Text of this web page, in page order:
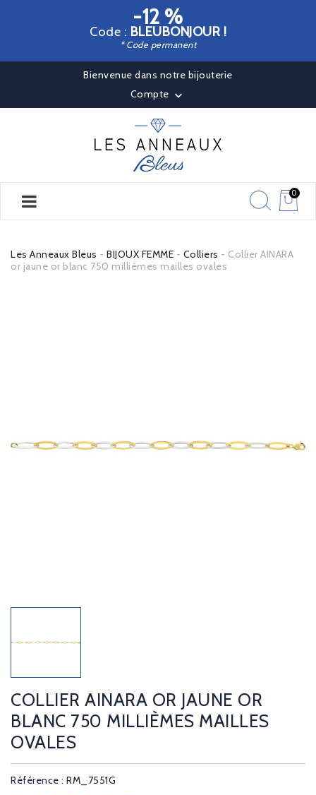
-12 %
Code : BLEUBONJOUR !
* Code permanent
Bienvenue dans notre bijouterie
Compte 
0
Les Anneaux Bleus BIJOUX FEMME Colliers
Collier AINARA
or jaune or blanc 750 millièmes mailles ovales
COLLIER AINARA OR JAUNE OR
BLANC 750 MILLIÈMES MAILLES
OVALES
Référence : RM_7551G